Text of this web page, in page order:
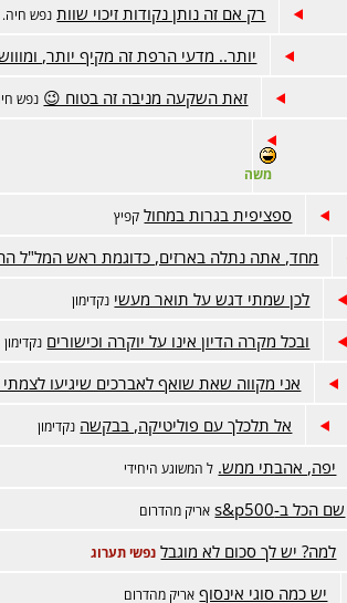
רק אם זה נותן נקודות זיכוי שוות נפש חיה.
יותר.. מדעי הרפת זה מקיף יותר,
זאת השקעה מניבה זה בטוח 😉 נפש
משה
ספציפית בגרות במחול קפיץ
מחד, אתה נתלה בארזים, כדוגמת ראש המל"ל
לכן שמתי דגש על תואר מעשי נקדימון
ובכל מקרה הדיון אינו על יוקרה וכישורים נקדימון
אני מקווה שאת שואף לאברכים שיגיעו
אל תלכלך עם פוליטיקה, בבקשה נקדימון
יפה, אהבתי ממש. ל המשוגע היחידי
שם הכל ב-s&p500 אריק מהדרום
למה? יש לך סכום לא מוגבל נפשי תערוג
יש כמה סוגי אינסוף אריק מהדרום